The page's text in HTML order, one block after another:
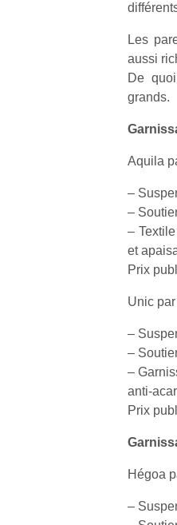
Les
aussi
De
grands.
Aquila
–
–
–
et
Prix
Unic
–
–
–
anti-
Prix
Hégoa
–